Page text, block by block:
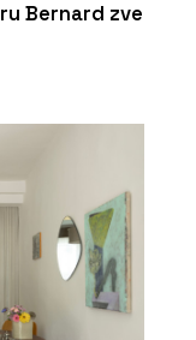
Bernard zve